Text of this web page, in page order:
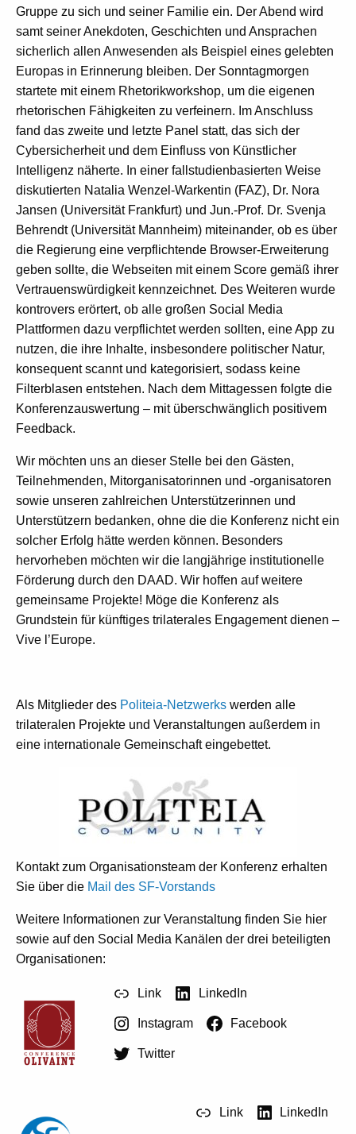
Gruppe zu sich und seiner Familie ein. Der Abend wird
samt seiner Anekdoten, Geschichten und Ansprachen
sicherlich allen Anwesenden als Beispiel eines gelebten
Europas in Erinnerung bleiben. Der Sonntagmorgen
startete mit einem Rhetorikworkshop, um die eigenen
rhetorischen Fähigkeiten zu verfeinern. Im Anschluss
fand das zweite und letzte Panel statt, das sich der
Cybersicherheit und dem Einfluss von Künstlicher
Intelligenz näherte. In einer fallstudienbasierten Weise
diskutierten Natalia Wenzel-Warkentin (FAZ), Dr. Nora
Jansen (Universität Frankfurt) und Jun.-Prof. Dr. Svenja
Behrendt (Universität Mannheim) miteinander, ob es über
die Regierung eine verpflichtende Browser-Erweiterung
geben sollte, die Webseiten mit einem Score gemäß ihrer
Vertrauenswürdigkeit kennzeichnet. Des Weiteren wurde
kontrovers erörtert, ob alle großen Social Media
Plattformen dazu verpflichtet werden sollten, eine App zu
nutzen, die ihre Inhalte, insbesondere politischer Natur,
konsequent scannt und kategorisiert, sodass keine
Filterblasen entstehen. Nach dem Mittagessen folgte die
Konferenzauswertung – mit überschwänglich positivem
Feedback.
Wir möchten uns an dieser Stelle bei den Gästen,
Teilnehmenden, Mitorganisatorinnen und -organisatoren
sowie unseren zahlreichen Unterstützerinnen und
Unterstützern bedanken, ohne die die Konferenz nicht ein
solcher Erfolg hätte werden können. Besonders
hervorheben möchten wir die langjährige institutionelle
Förderung durch den DAAD. Wir hoffen auf weitere
gemeinsame Projekte! Möge die Konferenz als
Grundstein für künftiges trilaterales Engagement dienen –
Vive l’Europe.
Als Mitglieder des Politeia-Netzwerks werden alle
trilateralen Projekte und Veranstaltungen außerdem in
eine internationale Gemeinschaft eingebettet.
Kontakt zum Organisationsteam der Konferenz erhalten
Sie über die Mail des SF-Vorstands
Weitere Informationen zur Veranstaltung finden Sie hier
sowie auf den Social Media Kanälen der drei beteiligten
Organisationen:
Link LinkedIn
Instagram Facebook
Twitter
Link LinkedIn